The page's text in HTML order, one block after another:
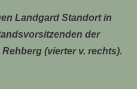
Landgard Standort in
der
(vierter v. rechts).